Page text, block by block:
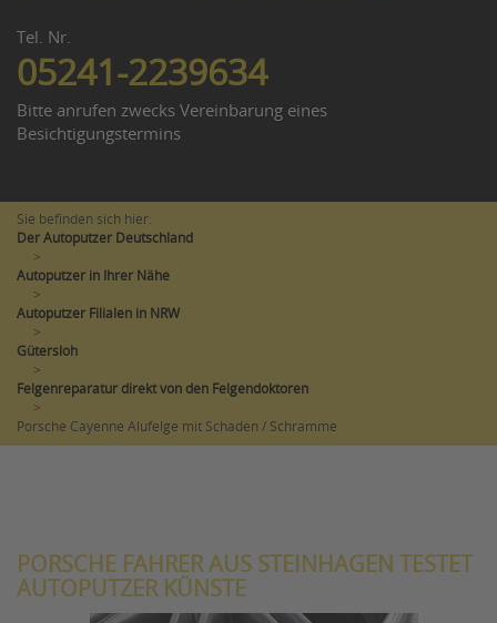
Tel. Nr.
05241-2239634
Bitte anrufen zwecks Vereinbarung eines
Besichtigungstermins
Sie befinden sich hier:
Der Autoputzer Deutschland
>
Autoputzer in Ihrer Nähe
>
Autoputzer Filialen in NRW
>
Gütersloh
>
Felgenreparatur direkt von den Felgendoktoren
>
Porsche Cayenne Alufelge mit Schaden / Schramme
PORSCHE FAHRER AUS STEINHAGEN TESTET
AUTOPUTZER KÜNSTE